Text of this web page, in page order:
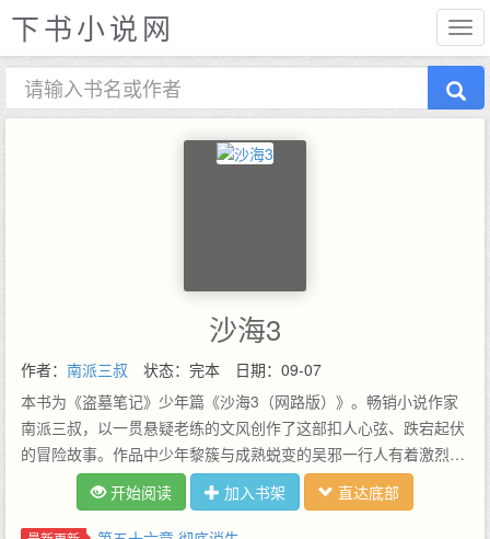
下书小说网
沙海3
作者： 南派三叔 状态：完本
日期：09-07
本书为《盗墓笔记》少年篇《沙海3（网路版）》。畅销小说作家
南派三叔，以一贯悬疑老练的文风创作了这部扣人心弦、跌宕起伏
的冒险故事。作品中少年黎簇与成熟蜕变的吴邪一行人有着激烈的
博弈，惊险的情节以一个全新的视角展示给读者一个匪夷所思的惊
天谜团。南派三叔天马行空的想象力在这部作品中得到了淋漓尽致
的发挥，环环相扣的情节在遭遇一连串的离奇事件之后迅速展开。
开始阅读 加入书架 直达底部